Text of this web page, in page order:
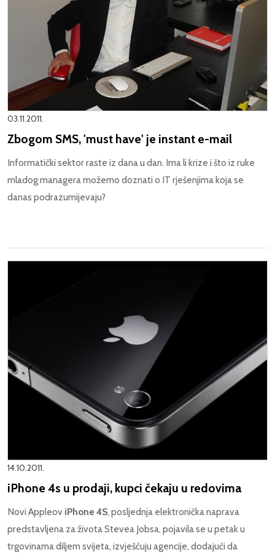
03.11.2011.
Zbogom SMS, 'must have' je instant e-mail
Informatički sektor raste iz dana u dan. Ima li krize i što iz ruke
mladog managera možemo doznati o IT rješenjima koja se
danas podrazumijevaju?
14.10.2011.
iPhone 4s u prodaji, kupci čekaju u redovima
Novi Appleov iPhone 4S, posljednja elektronička naprava
predstavljena za života Stevea Jobsa, pojavila se u petak u
trgovinama diljem svijeta, izvješćuju agencije, dodajući da